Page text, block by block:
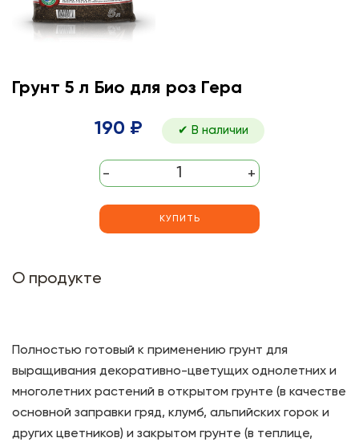
Грунт 5 л Био для роз Гера
190 ₽ ✔ В наличии
- +
КУПИТЬ
О продукте
Полностью готовый к применению грунт для
выращивания декоративно-цветущих однолетних и
многолетних растений в открытом грунте (в качестве
основной заправки гряд, клумб, альпийских горок и
других цветников) и закрытом грунте (в теплице,